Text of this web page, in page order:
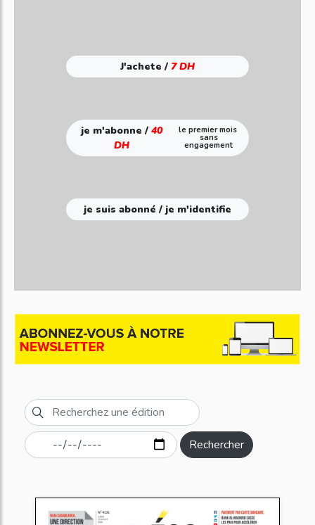
J'achete / 7 DH
je m'abonne /40
DH
le premier mois
sans
engagement
je suis abonné / je m'identifie
Rechercher